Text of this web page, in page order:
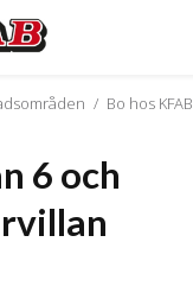
/ Bo hos KFAB
6 och